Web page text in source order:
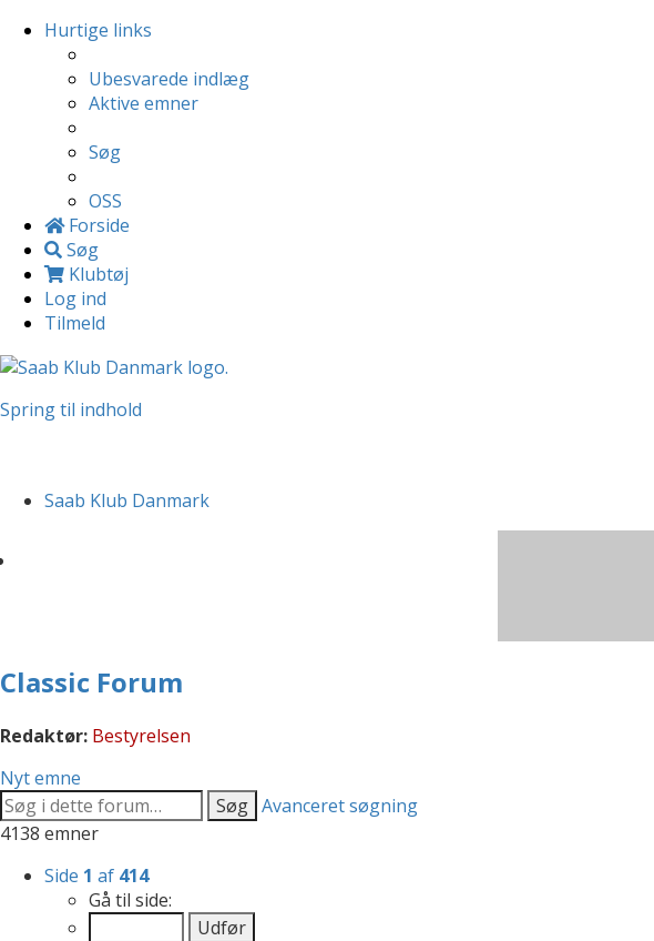
Hurtige links
Ubesvarede indlæg
Aktive emner
Søg
OSS
Forside
Søg
Klubtøj
Log ind
Tilmeld
Spring til indhold
Saab Klub Danmark
Classic Forum
Redaktør: Bestyrelsen
Nyt emne
Søg Avanceret søgning
4138 emner
Side 1 af 414
Gå til side: